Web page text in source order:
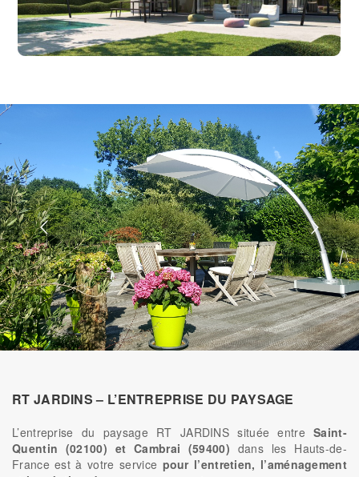
RT JARDINS – L’ENTREPRISE DU PAYSAGE
L’entreprise du paysage RT JARDINS située entreSaint-
Quentin (02100) et Cambrai (59400) dans les Hauts-de-
France est à votre service pour l’entretien, l’aménagement